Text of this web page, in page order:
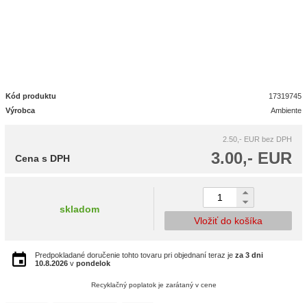
Kód produktu
17319745
Výrobca
Ambiente
2.50,- EUR bez DPH
3.00,- EUR
Cena s DPH
skladom
Vložiť do košíka
Predpokladané doručenie tohto tovaru pri objednaní teraz je za 3 dni
10.8.2026 v pondelok
Recyklačný poplatok je zarátaný v cene